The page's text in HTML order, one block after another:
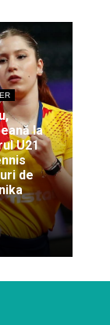
la
U21
de